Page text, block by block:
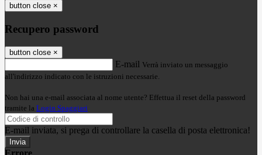
button close ×
Recupero password
button close ×
E-mail Verrà inviato un messaggio
all'indirizzo indicato con le istruzioni necessarie.
Non hai una e-mail associata al nome utente? Effettua il reset della password
tramite la Login Spaggiari
E-mail inviata, si prega di controllare la casella di posta elettronica!